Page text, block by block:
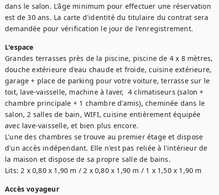
dans le salon. L'âge minimum pour effectuer une réservation
est de 30 ans. La carte d'identité du titulaire du contrat sera
demandée pour vérification le jour de l'enregistrement.
L'espace
Grandes terrasses près de la piscine, piscine de 4 x 8 mètres,
douche extérieure d'eau chaude et froide, cuisine extérieure,
garage + place de parking pour votre voiture, terrasse sur le
toit, lave-vaisselle, machine à laver,  4 climatiseurs (salon +
chambre principale + 1 chambre d'amis), cheminée dans le
salon, 2 salles de bain, WIFI, cuisine entièrement équipée
avec lave-vaisselle, et bien plus encore.
L'une des chambres se trouve au premier étage et dispose
d'un accès indépendant. Elle n'est pas reliée à l'intérieur de
la maison et dispose de sa propre salle de bains.
Lits: 2 x 0,80 x 1,90 m / 2 x 0,80 x 1,90 m / 1 x 1,50 x 1,90 m
Accès voyageur